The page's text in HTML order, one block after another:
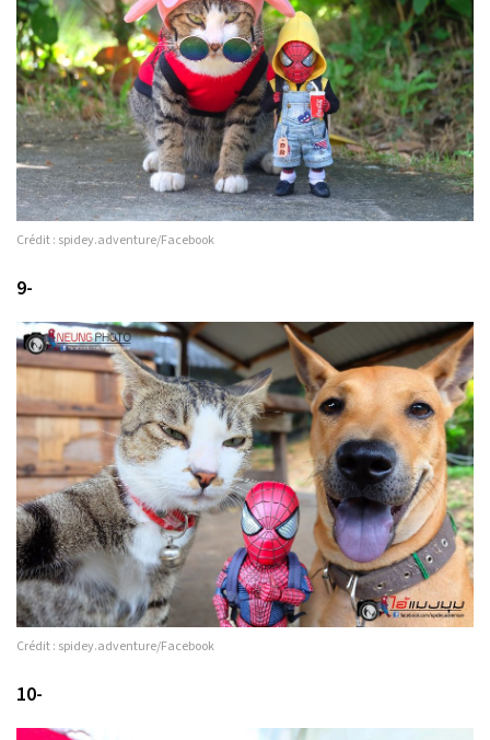
Crédit : spidey.adventure/Facebook
9-
Crédit : spidey.adventure/Facebook
10-